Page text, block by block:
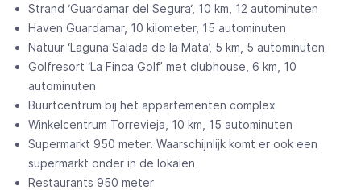
Strand ‘Guardamar del Segura‘, 10 km, 12 autominuten
Haven Guardamar, 10 kilometer, 15 autominuten
Natuur ‘Laguna Salada de la Mata’, 5 km, 5 autominuten
Golfresort ‘La Finca Golf’ met clubhouse, 6 km, 10
autominuten
Buurtcentrum bij het appartementen complex
Winkelcentrum Torrevieja, 10 km, 15 autominuten
Supermarkt 950 meter. Waarschijnlijk komt er ook een
supermarkt onder in de lokalen
Restaurants 950 meter